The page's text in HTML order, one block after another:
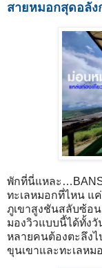
สายหมอกสุดอลัง
พักที่นี่แหละ
ทะเลหมอกที่ไหน แ
ภูเขาสูงชันสลับซ้อน
มองวิวแบบนี้ได้ทั้งวั
หลายคนต้องตะลึง
ขุนเขาและทะเลหม